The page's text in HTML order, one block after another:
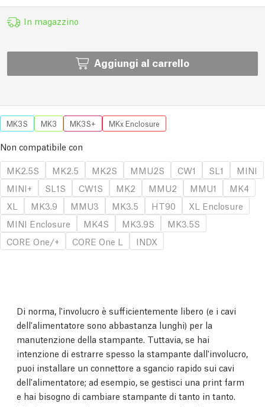
In magazzino
Aggiungi al carrello
MK3S MK3 MK3S+ MKx Enclosure
Non compatibile con
MK2.5S
MK2.5 MK2S MMU2S CW1 SL1
MINI
MINI+
SL1S CW1S MK2 MMU2 MMU1
MK4
XL
MK3.9 MMU3 MK3.5 HT90
XL Enclosure
MINI Enclosure
MK4S MK3.9S
MK3.5S
CORE One/+
CORE One L INDX
Di norma, l'involucro è sufficientemente libero (e i cavi
dell'alimentatore sono abbastanza lunghi) per la
manutenzione della stampante. Tuttavia, se hai
intenzione di estrarre spesso la stampante dall'involucro,
puoi installare un connettore a sgancio rapido sui cavi
dell'alimentatore; ad esempio, se gestisci una print farm
e hai bisogno di cambiare stampante di tanto in tanto.